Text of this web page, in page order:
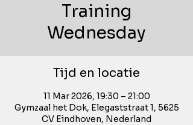
Training
Wednesday
Tijd en locatie
11 Mar 2026, 19:30 – 21:00
Gymzaal het Dok, Elegaststraat 1, 5625
CV Eindhoven, Nederland